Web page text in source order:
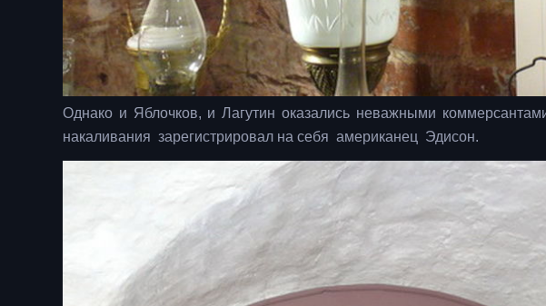
Однако и Яблочков, и Лагутин оказались неважными
накаливания зарегистрировал на себя американец Эдисон.